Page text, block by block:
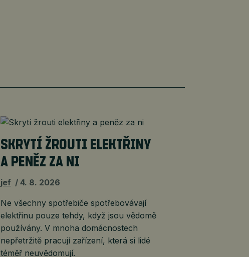
SKRYTÍ ŽROUTI ELEKTŘINY
A PENĚZ ZA NI
jef 4. 8. 2026
Ne všechny spotřebiče spotřebovávají
elektřinu pouze tehdy, když jsou vědomě
používány. V mnoha domácnostech
nepřetržitě pracují zařízení, která si lidé
téměř neuvědomují.